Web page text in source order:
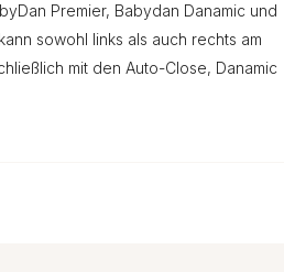
Premier, Babydan Danamic und
sowohl links als auch rechts am
mit den Auto-Close, Danamic